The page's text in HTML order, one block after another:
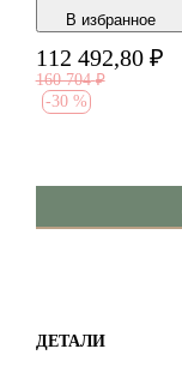
В избранноe
112 492,80 ₽
160 704 ₽
-30 %
ДЕТАЛИ